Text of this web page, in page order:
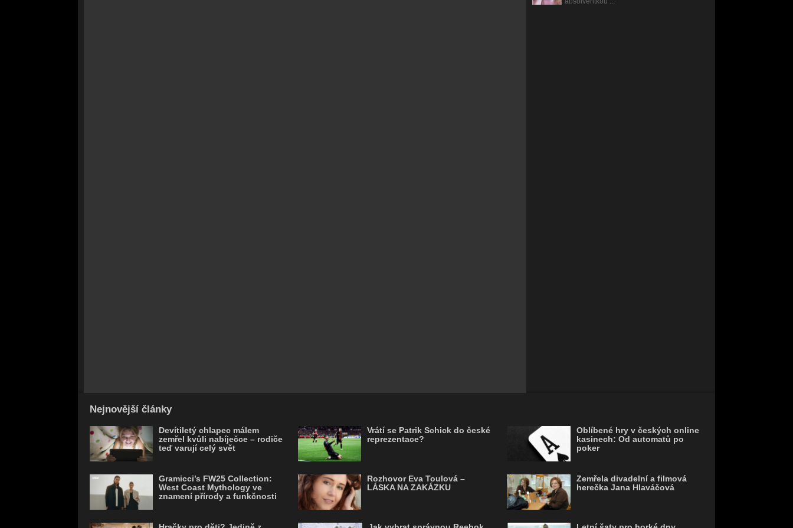
Nejnovější články
Devítiletý chlapec málem
zemřel kvůli nabíječce – rodiče
teď varují celý svět
Gramicci’s FW25 Collection:
West Coast Mythology ve
znamení přírody a funkčnosti
Vrátí se Patrik Schick do české
reprezentace?
Rozhovor Eva Toulová –
LÁSKA NA ZAKÁZKU
Oblíbené hry v českých online
kasinech: Od automatů po
poker
Zemřela divadelní a filmová
herečka Jana Hlaváčová